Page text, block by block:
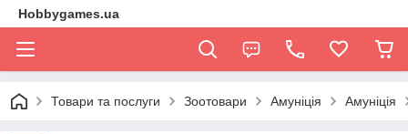
Hobbygames.ua
Товари та послуги Зоотовари Амуніція Амуніція